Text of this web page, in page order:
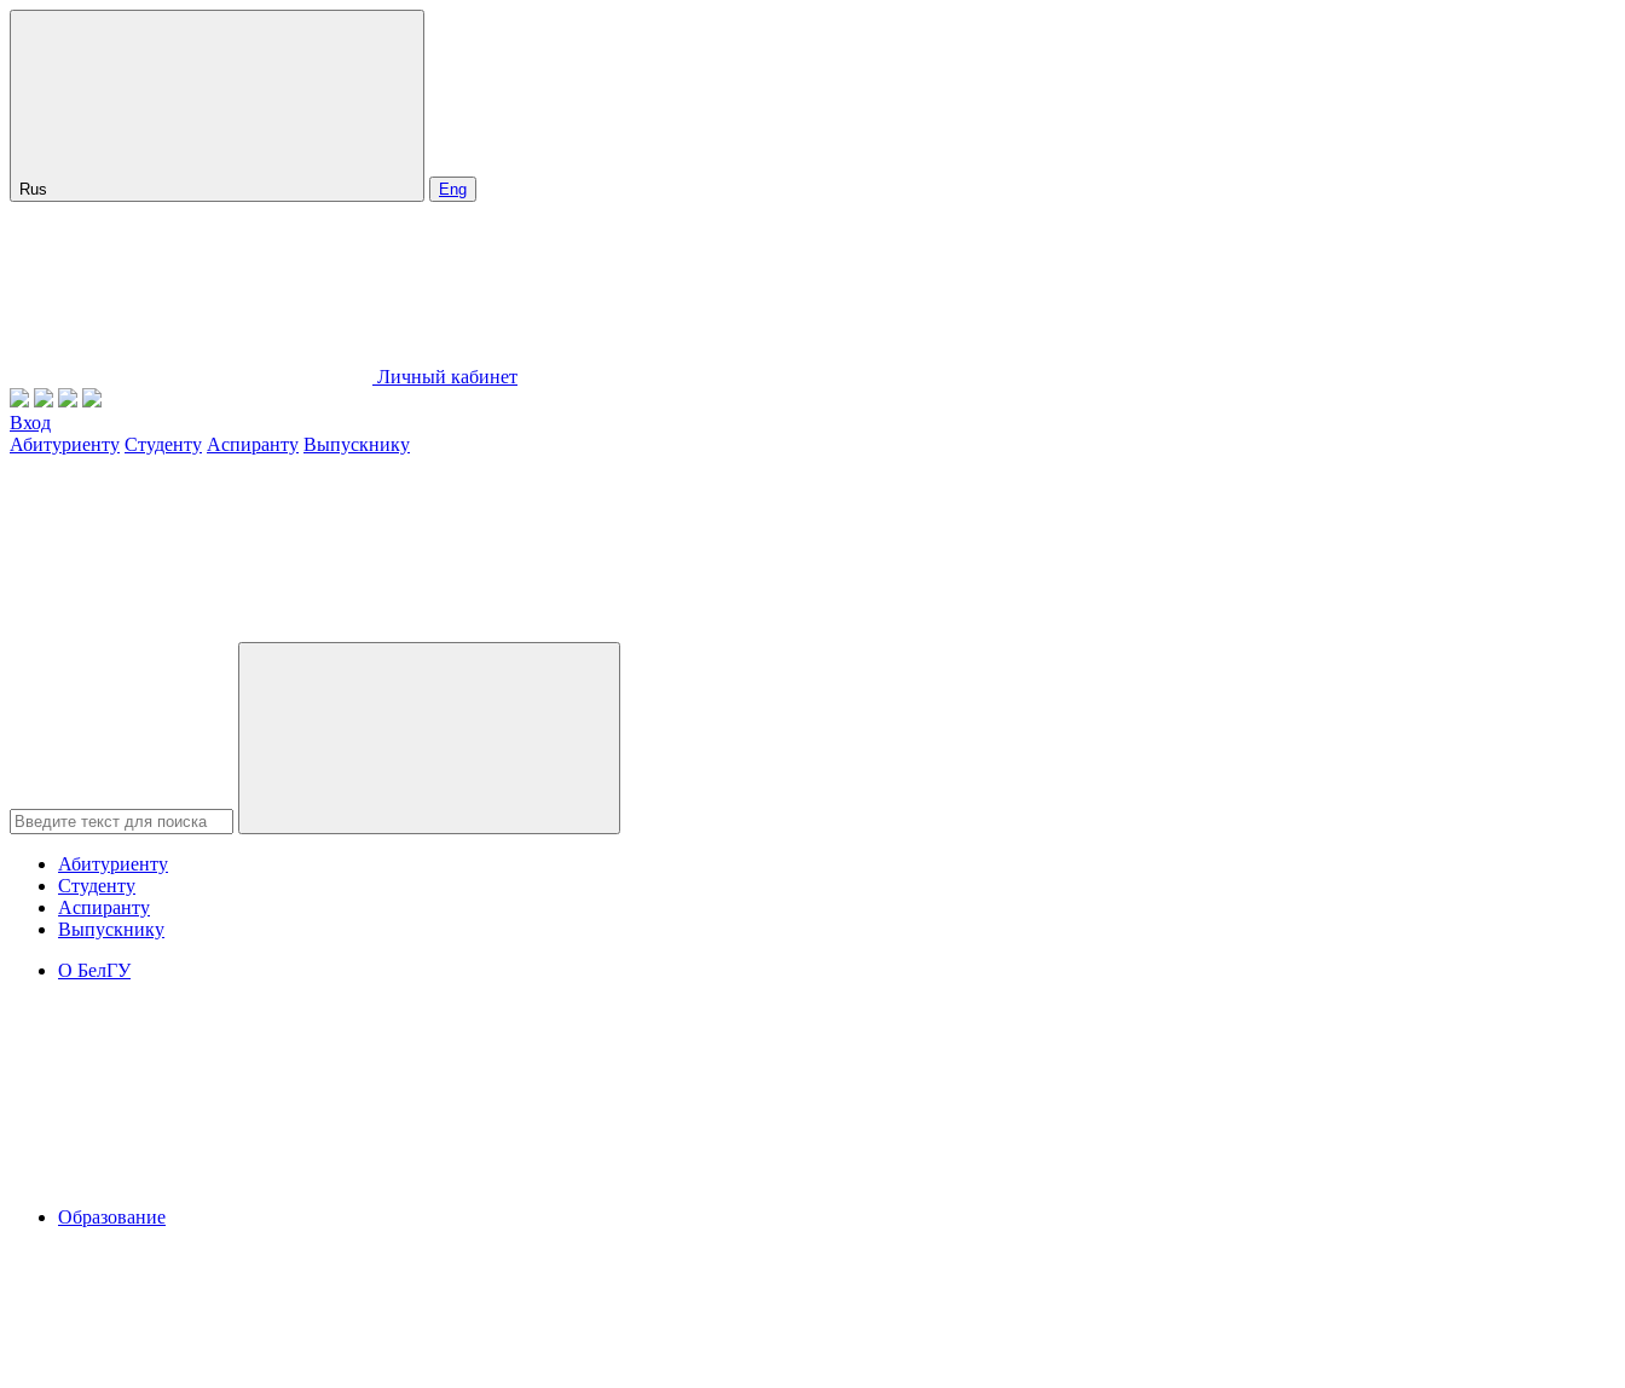
Rus Eng
Личный кабинет
Вход
Абитуриенту Студенту Аспиранту Выпускнику
Абитуриенту
Студенту
Аспиранту
Выпускнику
О БелГУ
Образование